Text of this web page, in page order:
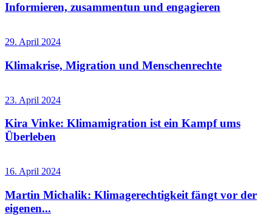
Informieren, zusammentun und engagieren
29. April 2024
Klimakrise, Migration und Menschenrechte
23. April 2024
Kira Vinke: Klimamigration ist ein Kampf ums
Überleben
16. April 2024
Martin Michalik: Klimagerechtigkeit fängt vor der
eigenen...